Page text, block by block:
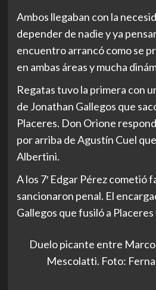
Ambos llegaban con la
depender de nadie y ya
encuentro arrancó como se
en ambas áreas y mucha
Regatas tuvo la primera con
de Jonathan Gallegos que
Placeres. Don Orione
por arriba de Agustín Cuel
Albertini.
A los 7′ Edgar Pérez cometió
sancionaron penal. El
Gallegos que fusiló a Placeres
Duelo picante entre
Mescolatti. Foto: